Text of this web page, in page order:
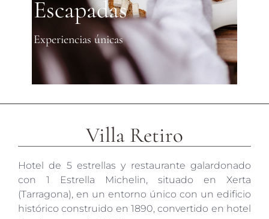
Escapadas
Experiencias únicas
Villa Retiro
Hotel de 5 estrellas y restaurante galardonado
con 1 Estrella Michelin, situado en Xerta
(Tarragona), en un entorno único con un edificio
histórico construido en 1890, convertido en hotel